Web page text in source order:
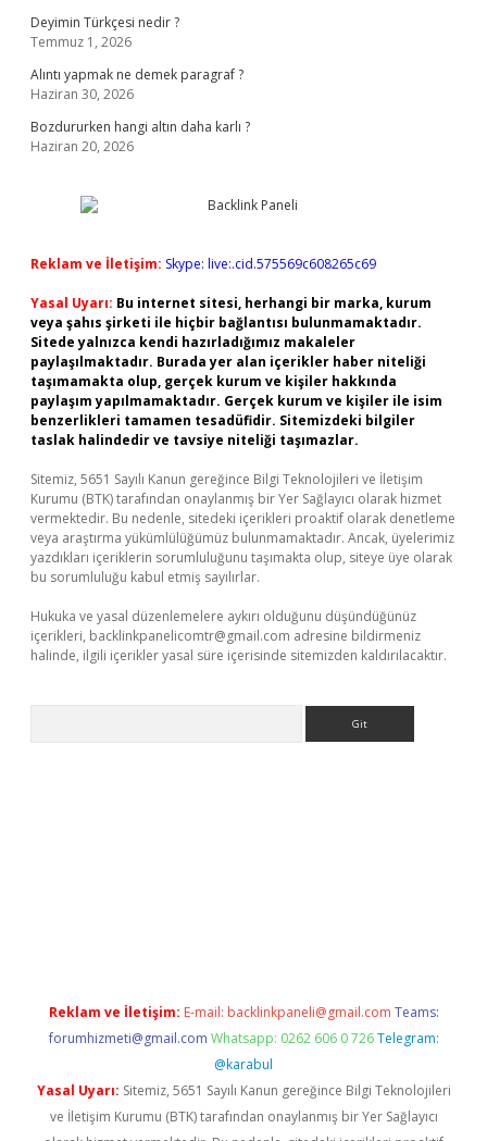
Deyimin Türkçesi nedir ?
Temmuz 1, 2026
Alıntı yapmak ne demek paragraf ?
Haziran 30, 2026
Bozdururken hangi altın daha karlı ?
Haziran 20, 2026
Reklam ve İletişim: Skype: live:.cid.575569c608265c69
Yasal Uyarı: Bu internet sitesi, herhangi bir marka, kurum
veya şahıs şirketi ile hiçbir bağlantısı bulunmamaktadır.
Sitede yalnızca kendi hazırladığımız makaleler
paylaşılmaktadır. Burada yer alan içerikler haber niteliği
taşımamakta olup, gerçek kurum ve kişiler hakkında
paylaşım yapılmamaktadır. Gerçek kurum ve kişiler ile isim
benzerlikleri tamamen tesadüfidir. Sitemizdeki bilgiler
taslak halindedir ve tavsiye niteliği taşımazlar.
Sitemiz, 5651 Sayılı Kanun gereğince Bilgi Teknolojileri ve İletişim
Kurumu (BTK) tarafından onaylanmış bir Yer Sağlayıcı olarak hizmet
vermektedir. Bu nedenle, sitedeki içerikleri proaktif olarak denetleme
veya araştırma yükümlülüğümüz bulunmamaktadır. Ancak, üyelerimiz
yazdıkları içeriklerin sorumluluğunu taşımakta olup, siteye üye olarak
bu sorumluluğu kabul etmiş sayılırlar.
Hukuka ve yasal düzenlemelere aykırı olduğunu düşündüğünüz
içerikleri, backlinkpanelicomtr@gmail.com adresine bildirmeniz
halinde, ilgili içerikler yasal süre içerisinde sitemizden kaldırılacaktır.
Reklam ve İletişim: E-mail: backlinkpaneli@gmail.com Teams:
forumhizmeti@gmail.com Whatsapp: 0262 606 0 726 Telegram:
@karabul
Yasal Uyarı: Sitemiz, 5651 Sayılı Kanun gereğince Bilgi Teknolojileri
ve İletişim Kurumu (BTK) tarafından onaylanmış bir Yer Sağlayıcı